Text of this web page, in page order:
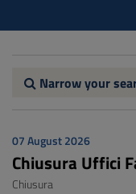
Go
Narrow your
07 August 2026
Chiusura Uffici
Chiusura